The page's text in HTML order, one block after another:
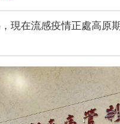
現在流感疫情正處高原